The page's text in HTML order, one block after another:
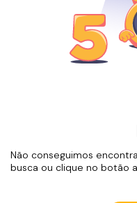
Não conseguimos
busca ou clique no botão